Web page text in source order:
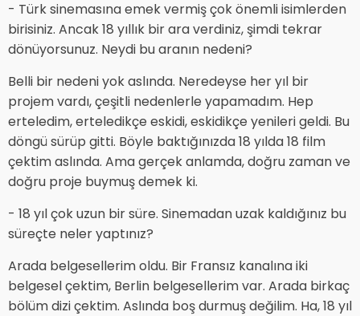
- Türk sinemasına emek vermiş çok önemli isimlerden
birisiniz. Ancak 18 yıllık bir ara verdiniz, şimdi tekrar
dönüyorsunuz. Neydi bu aranın nedeni?
Belli bir nedeni yok aslında. Neredeyse her yıl bir
projem vardı, çeşitli nedenlerle yapamadım. Hep
erteledim, erteledikçe eskidi, eskidikçe yenileri geldi. Bu
döngü sürüp gitti. Böyle baktığınızda 18 yılda 18 film
çektim aslında. Ama gerçek anlamda, doğru zaman ve
doğru proje buymuş demek ki.
- 18 yıl çok uzun bir süre. Sinemadan uzak kaldığınız bu
süreçte neler yaptınız?
Arada belgesellerim oldu. Bir Fransız kanalına iki
belgesel çektim, Berlin belgesellerim var. Arada birkaç
bölüm dizi çektim. Aslında boş durmuş değilim. Ha, 18 yıl